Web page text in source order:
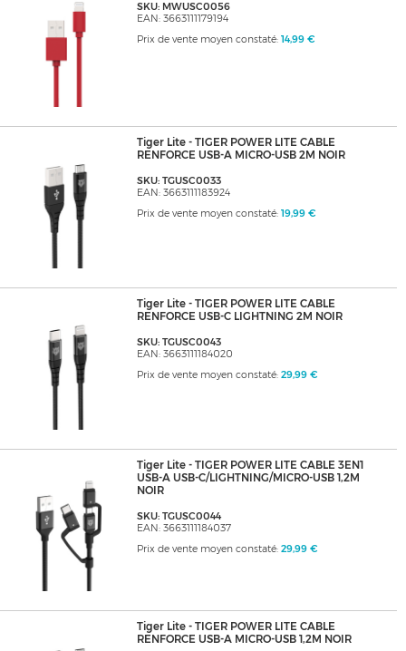
SKU: MWUSC0056
EAN: 3663111179194
Prix de vente moyen constaté: 14,99 €
Tiger Lite - TIGER POWER LITE CABLE
RENFORCE USB-A MICRO-USB 2M NOIR
SKU: TGUSC0033
EAN: 3663111183924
Prix de vente moyen constaté: 19,99 €
Tiger Lite - TIGER POWER LITE CABLE
RENFORCE USB-C LIGHTNING 2M NOIR
SKU: TGUSC0043
EAN: 3663111184020
Prix de vente moyen constaté: 29,99 €
Tiger Lite - TIGER POWER LITE CABLE 3EN1
USB-A USB-C/LIGHTNING/MICRO-USB 1,2M
NOIR
SKU: TGUSC0044
EAN: 3663111184037
Prix de vente moyen constaté: 29,99 €
Tiger Lite - TIGER POWER LITE CABLE
RENFORCE USB-A MICRO-USB 1,2M NOIR